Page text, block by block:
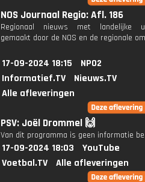
NOS Journaal Regio: Afl. 186
Regionaal nieuws met landelijke
gemaakt door de NOS en de regionale
17-09-2024 18:15
NPO2
Informatief.TV
Nieuws.TV
Alle afleveringen
PSV: Joël Drommel 🙌
Van dit programma is geen informatie
17-09-2024 18:03
YouTube
Voetbal.TV
Alle afleveringen